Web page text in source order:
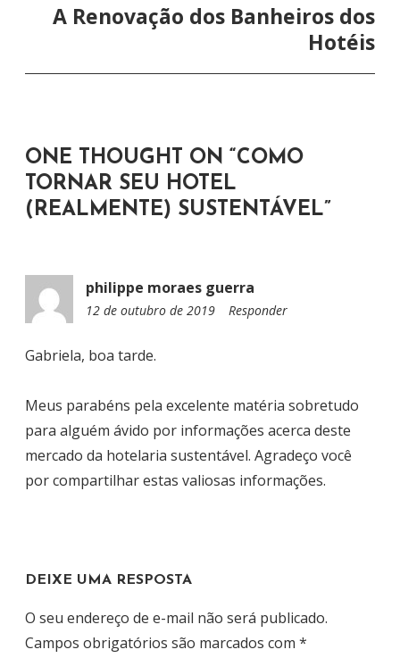
E
P
O
A Renovação dos Banheiros dos
Hotéis
ONE THOUGHT ON “ COMO
TORNAR SEU HOTEL
(REALMENTE) SUSTENTÁVEL”
philippe moraes guerra
12 de outubro de 2019
1Responder
Gabriela, boa tarde.
Meus parabéns pela excelente matéria sobretudo
para alguém ávido por informações acerca deste
mercado da hotelaria sustentável. Agradeço você
por compartilhar estas valiosas informações.
DEIXE UMA RESPOSTA
O seu endereço de e-mail não será publicado.
Campos obrigatórios são marcados com *